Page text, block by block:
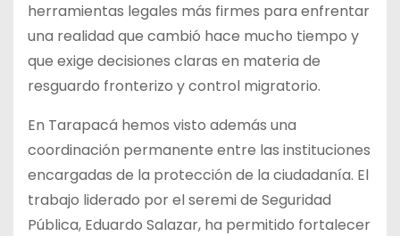
herramientas legales más firmes para enfrentar
una realidad que cambió hace mucho tiempo y
que exige decisiones claras en materia de
resguardo fronterizo y control migratorio.
En Tarapacá hemos visto además una
coordinación permanente entre las instituciones
encargadas de la protección de la ciudadanía. El
trabajo liderado por el seremi de Seguridad
Pública, Eduardo Salazar, ha permitido fortalecer